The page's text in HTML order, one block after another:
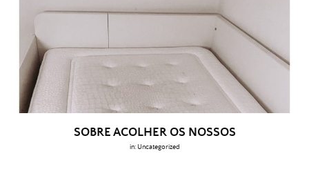
SOBRE ACOLHER OS NOSSOS
in: Uncategorized